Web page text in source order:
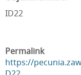
ID22
Permalink
https://